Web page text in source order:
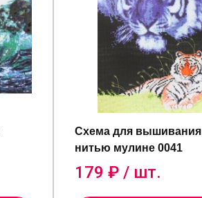
Схема для вышивания
нитью мулине 0041
179 ₽ / шт.